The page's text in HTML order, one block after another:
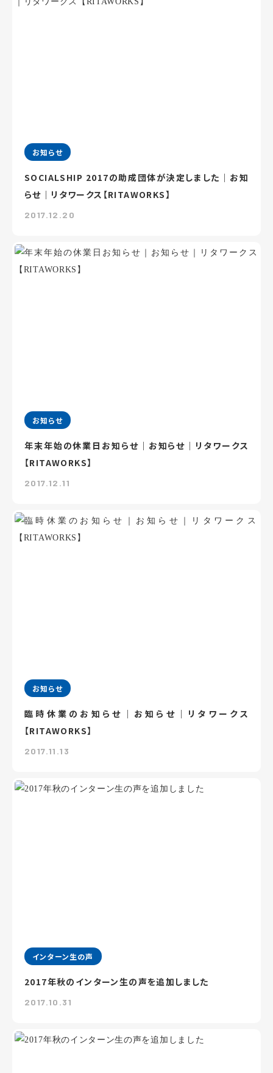
お知らせ
SOCIALSHIP 2017の助成団体が決定しました｜お知
らせ｜リタワークス【RITAWORKS】
2017.12.20
お知らせ
年末年始の休業日お知らせ｜お知らせ｜リタワークス
【RITAWORKS】
2017.12.11
お知らせ
臨時休業のお知らせ｜お知らせ｜リタワークス
【RITAWORKS】
2017.11.13
インターン生の声
2017年秋のインターン生の声を追加しました
2017.10.31